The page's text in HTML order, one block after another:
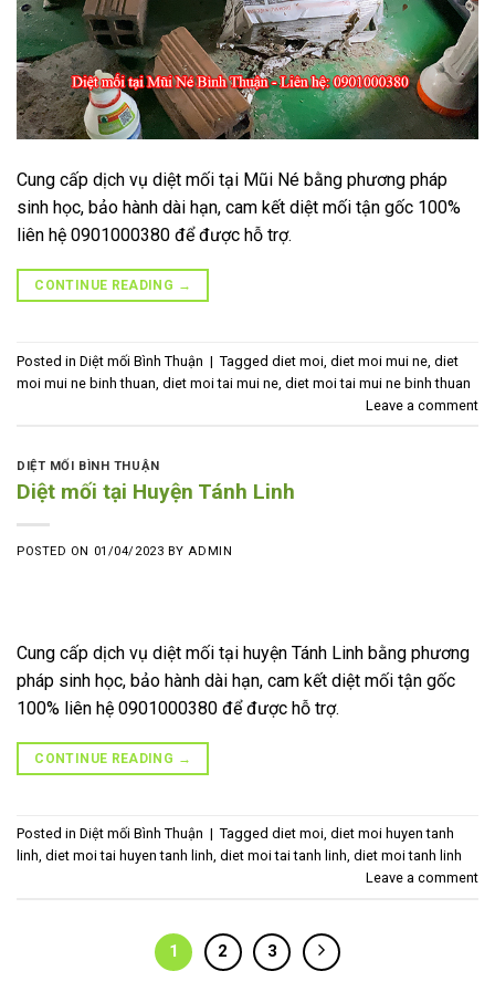
Cung cấp dịch vụ diệt mối tại Mũi Né bằng phương pháp
sinh học, bảo hành dài hạn, cam kết diệt mối tận gốc 100%
liên hệ 0901000380 để được hỗ trợ.
CONTINUE READING →
Posted in Diệt mối Bình Thuận | Tagged diet moi diet moi mui ne diet
moi mui ne binh thuan diet moi tai mui ne diet moi tai mui ne binh thuan
Leave a comment
DIỆT MỐI BÌNH THUẬN
Diệt mối tại Huyện Tánh Linh
POSTED ON 01/04/2023 BYADMIN
Cung cấp dịch vụ diệt mối tại huyện Tánh Linh bằng phương
pháp sinh học, bảo hành dài hạn, cam kết diệt mối tận gốc
100% liên hệ 0901000380 để được hỗ trợ.
CONTINUE READING →
Posted in Diệt mối Bình Thuận | Tagged diet moi, diet moi huyen tanh
linh, diet moi tai huyen tanh linh, diet moi tai tanh linh, diet moi tanh linh
Leave a comment
1 2 3